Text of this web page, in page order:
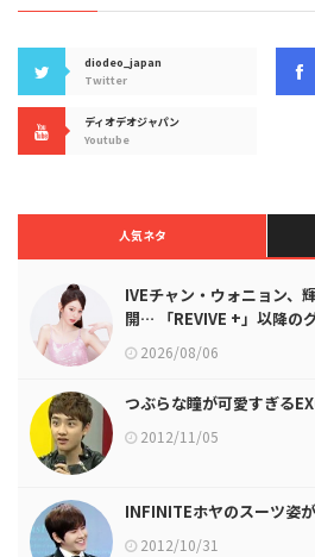
diodeo_japan
Twitter
ディオデオジャパン
Youtube
人気ネタ
IVEチャン・ウォニョン、
開… 「REVIVE +」以降の
2026/08/06
つぶらな瞳が可愛すぎる
2012/11/05
INFINITEホヤのスーツ姿
2012/10/31